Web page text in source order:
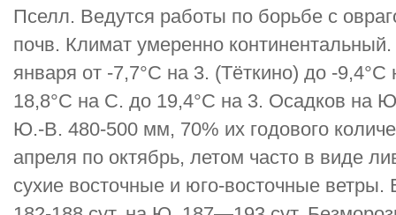
Пселл. Ведутся работы по борьбе с
почв. Климат умеренно
января от -7,7°С на 3. (Тёткино) до -
18,8°С на С. до 19,4°С на 3. Осадков на
Ю.-В. 480-500 мм, 70% их годового
апреля по октябрь, летом часто в виде
сухие восточные и юго-восточные